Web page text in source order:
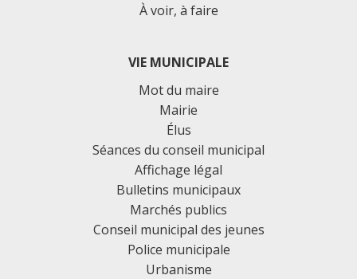
À voir, à faire
VIE MUNICIPALE
Mot du maire
Mairie
Élus
Séances du conseil municipal
Affichage légal
Bulletins municipaux
Marchés publics
Conseil municipal des jeunes
Police municipale
Urbanisme